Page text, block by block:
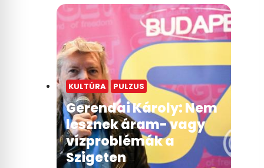
KULTÚRA PULZUS
Gerendai Károly: Nem
lesznek áram- vagy
vízproblémák a
Szigeten